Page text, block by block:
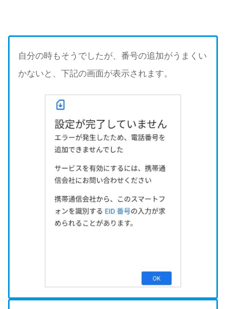
自分の時もそうでしたが、番号の追加がうまくい
かないと、下記の画面が表示されます。